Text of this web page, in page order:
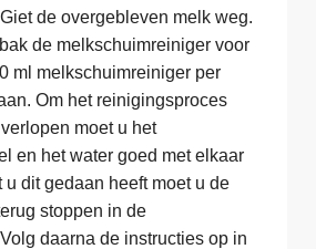
de overgebleven melk weg.
de melkschuimreiniger voor
ml melkschuimreiniger per
Om het reinigingsproces
moet u het
en het water goed met elkaar
u dit gedaan heeft moet u de
stoppen in de
daarna de instructies op in